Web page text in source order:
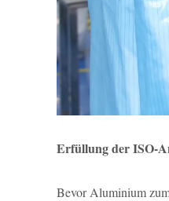
Erfüllung der ISO-
Bevor Aluminium